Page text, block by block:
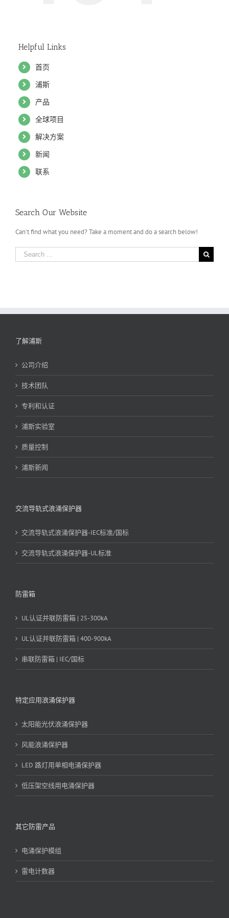
Helpful Links
首页
浦斯
产品
全球项目
解决方案
新闻
联系
Search Our Website
Can't find what you need? Take a moment and do a search below!
Search
for:
了解浦斯
公司介绍
技术团队
专利和认证
浦斯实验室
质量控制
浦斯新闻
交流导轨式浪涌保护器
交流导轨式浪涌保护器-IEC标准/国标
交流导轨式浪涌保护器-UL标准
防雷箱
UL认证并联防雷箱 | 25-300kA
UL认证并联防雷箱 | 400-900kA
串联防雷箱 | IEC/国标
特定应用浪涌保护器
太阳能光伏浪涌保护器
风能浪涌保护器
LED 路灯用单相电涌保护器
低压架空线用电涌保护器
其它防雷产品
电涌保护模组
雷电计数器